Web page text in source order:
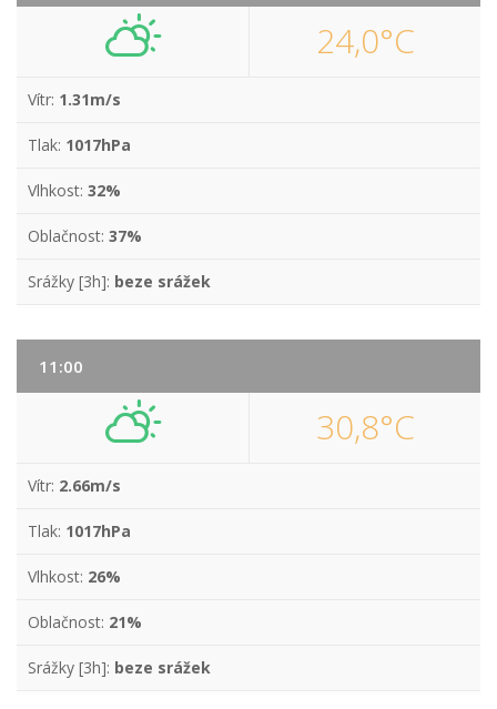
24,0°C
Vítr: 1.31m/s
Tlak: 1017hPa
Vlhkost: 32%
Oblačnost: 37%
Srážky [3h]: beze srážek
11:00
30,8°C
Vítr: 2.66m/s
Tlak: 1017hPa
Vlhkost: 26%
Oblačnost: 21%
Srážky [3h]: beze srážek